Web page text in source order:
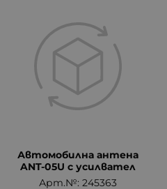
Автомобилна антена
ANT-05U с усилвател
Арт.№: 245363